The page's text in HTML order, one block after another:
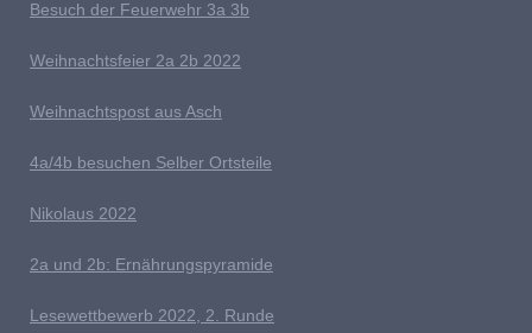
Besuch der Feuerwehr 3a 3b
Weihnachtsfeier 2a 2b 2022
Weihnachtspost aus Asch
4a/4b besuchen Selber Ortsteile
Nikolaus 2022
2a und 2b: Ernährungspyramide
Lesewettbewerb 2022, 2. Runde